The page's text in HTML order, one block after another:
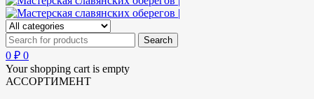
0 ₽ 0
Your shopping cart is empty
АССОРТИМЕНТ